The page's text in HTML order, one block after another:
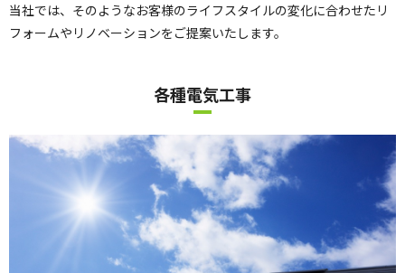
当社では、そのようなお客様のライフスタイルの変化に合わせたリ
フォームやリノベーションをご提案いたします。
各種電気工事